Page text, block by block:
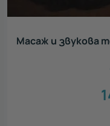
Масаж и звукова